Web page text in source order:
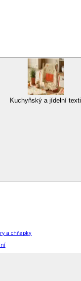
Kuchyňský a jídelní textil
a chňapky